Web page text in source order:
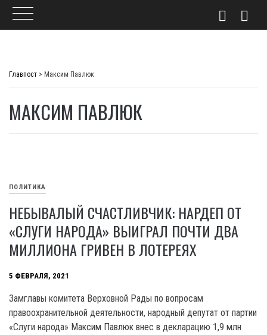
Главпост > Максим Павлюк
МАКСИМ ПАВЛЮК
ПОЛИТИКА
НЕБЫВАЛЫЙ СЧАСТЛИВЧИК: НАРДЕП ОТ
«СЛУГИ НАРОДА» ВЫИГРАЛ ПОЧТИ ДВА
МИЛЛИОНА ГРИВЕН В ЛОТЕРЕЯХ
5 ФЕВРАЛЯ, 2021
Замглавы комитета Верховной Рады по вопросам
правоохранительной деятельности, народный депутат от партии
«Слуги народа» Максим Павлюк внес в декларацию 1,9 млн